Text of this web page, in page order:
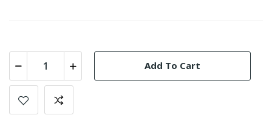
Add To Cart